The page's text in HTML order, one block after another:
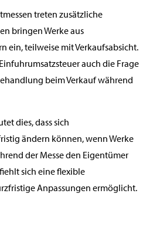
treten zusätzliche
bringen Werke aus
ein, teilweise mit Verkaufsabsicht.
auch die Frage
beim Verkauf während
dies, dass sich
ändern können, wenn Werke
der Messe den Eigentümer
sich eine flexible
Anpassungen ermöglicht.